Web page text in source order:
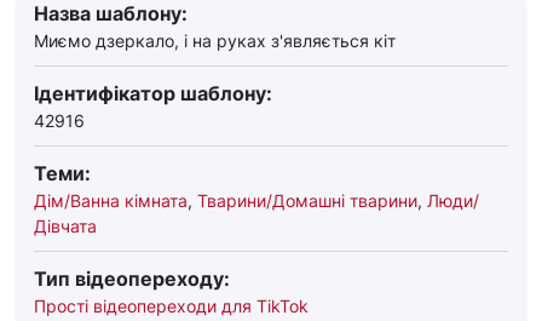
Назва шаблону:
Миємо дзеркало, і на руках з'являється кіт
Ідентифікатор шаблону:
42916
Теми:
Дім/Ванна кімната, Тварини/Домашні тварини, Люди/
Дівчата
Тип відеопереходу:
Прості відеопереходи для TikTok